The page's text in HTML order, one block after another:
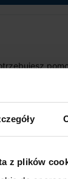
z plików
od 8:00 do
8:00 do 22:00.
799 220 777